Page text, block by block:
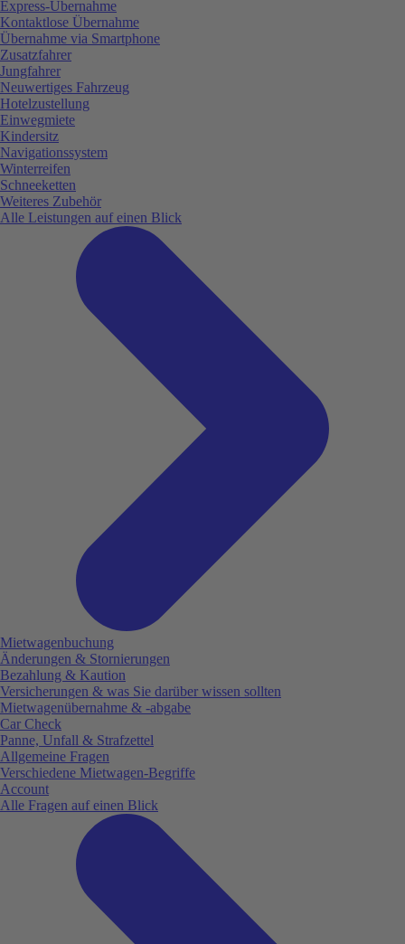
Express-Übernahme
Kontaktlose Übernahme
Übernahme via Smartphone
Zusatzfahrer
Jungfahrer
Neuwertiges Fahrzeug
Hotelzustellung
Einwegmiete
Kindersitz
Navigationssystem
Winterreifen
Schneeketten
Weiteres Zubehör
Alle Leistungen auf einen Blick
Mietwagenbuchung
Änderungen & Stornierungen
Bezahlung & Kaution
Versicherungen & was Sie darüber wissen sollten
Mietwagenübernahme & -abgabe
Car Check
Panne, Unfall & Strafzettel
Allgemeine Fragen
Verschiedene Mietwagen-Begriffe
Account
Alle Fragen auf einen Blick